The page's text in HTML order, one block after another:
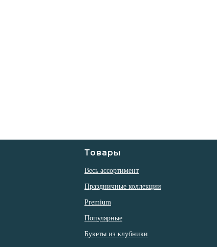
Товары
Весь ассортимент
Праздничные коллекции
Premium
Популярные
Букеты из клубники